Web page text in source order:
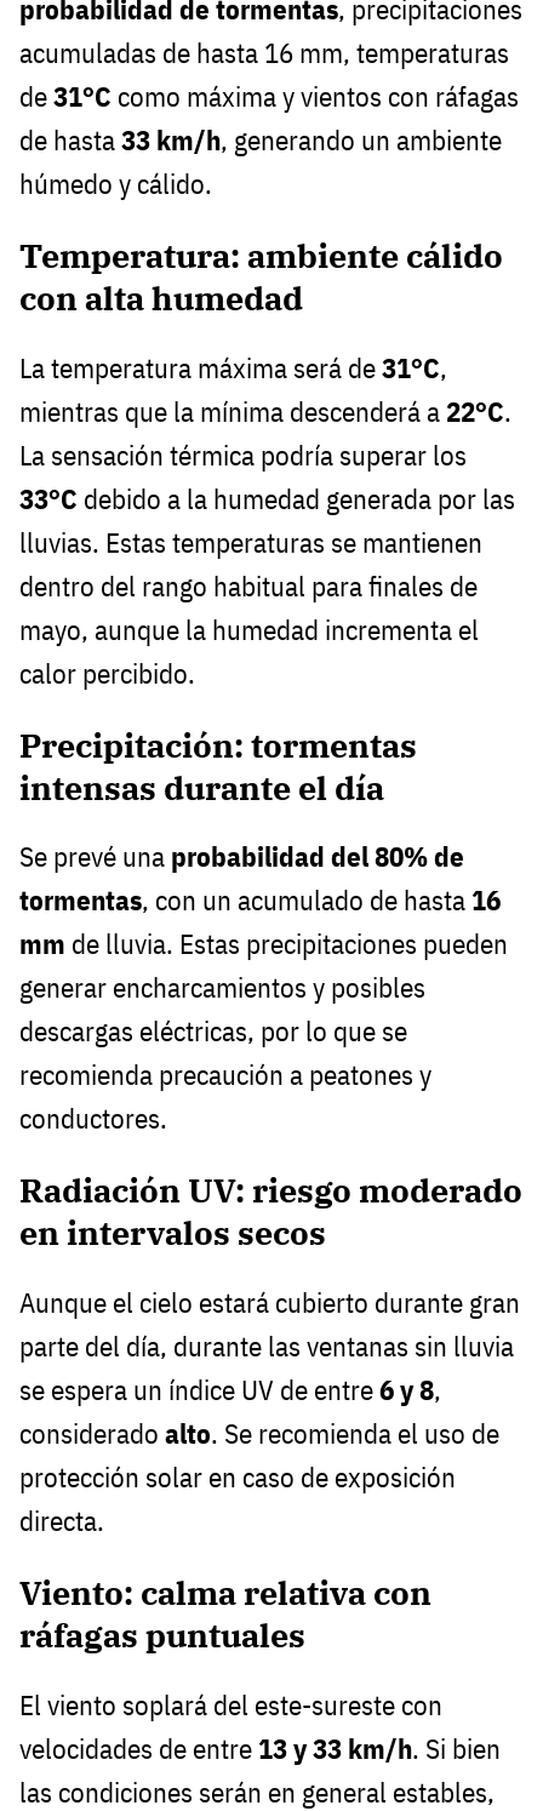
probabilidad de tormentas, precipitaciones
acumuladas de hasta 16 mm, temperaturas
de31°C como máxima y vientos con ráfagas
de hasta33 km/h, generando un ambiente
húmedo y cálido.
Temperatura: ambiente cálido
con alta humedad
La temperatura máxima será de31°C,
mientras que la mínima descenderá a 22°C.
La sensación térmica podría superar los
33°C debido a la humedad generada por las
lluvias. Estas temperaturas se mantienen
dentro del rango habitual para finales de
mayo, aunque la humedad incrementa el
calor percibido.
Precipitación: tormentas
intensas durante el día
Se prevé una probabilidad del 80% de
tormentas, con un acumulado de hasta 16
mm de lluvia. Estas precipitaciones pueden
generar encharcamientos y posibles
descargas eléctricas, por lo que se
recomienda precaución a peatones y
conductores.
Radiación UV: riesgo moderado
en intervalos secos
Aunque el cielo estará cubierto durante gran
parte del día, durante las ventanas sin lluvia
se espera un índice UV de entre6 y 8,
considerado alto. Se recomienda el uso de
protección solar en caso de exposición
directa.
Viento: calma relativa con
ráfagas puntuales
El viento soplará del este-sureste con
velocidades de entre 13 y 33 km/h. Si bien
las condiciones serán en general estables,